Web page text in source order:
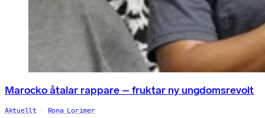
Marocko åtalar rappare – fruktar ny ungdomsrevolt
Aktuellt Rona Lorimer